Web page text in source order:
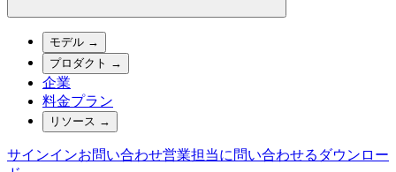
モデル →
プロダクト →
企業
料金プラン
リソース →
サインインお問い合わせ営業担当に問い合わせる ダウンロー